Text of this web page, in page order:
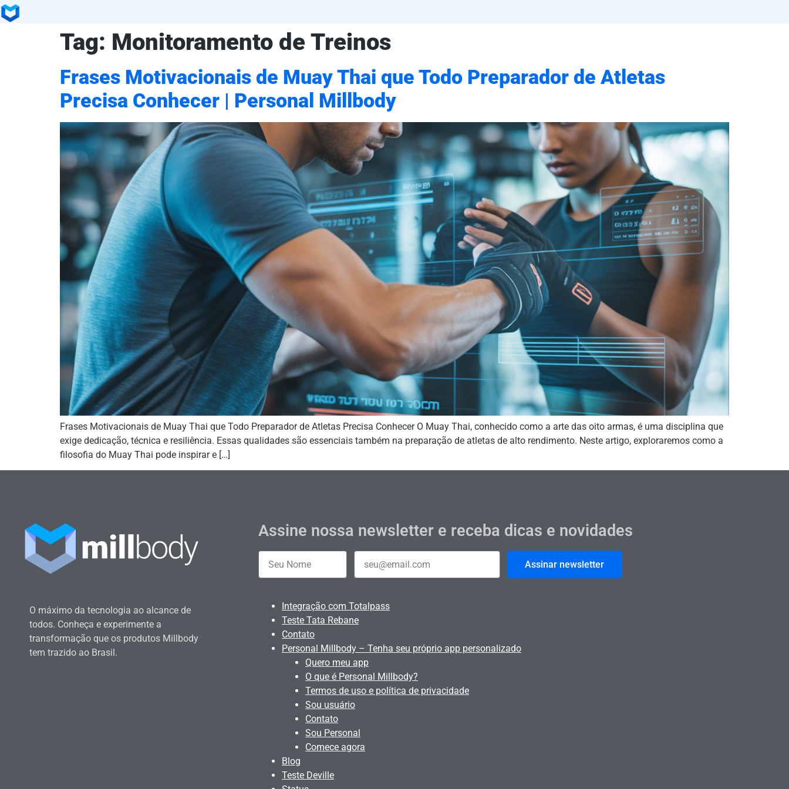
Tag: Monitoramento de Treinos
Frases Motivacionais de Muay Thai que Todo Preparador de Atletas
Precisa Conhecer | Personal Millbody
Frases Motivacionais de Muay Thai que Todo Preparador de Atletas Precisa Conhecer O Muay Thai, conhecido como a arte das oito armas, é uma disciplina que
exige dedicação, técnica e resiliência. Essas qualidades são essenciais também na preparação de atletas de alto rendimento. Neste artigo, exploraremos como a
filosofia do Muay Thai pode inspirar e […]
O máximo da tecnologia ao alcance de
todos. Conheça e experimente a
transformação que os produtos Millbody
tem trazido ao Brasil.
Assine nossa newsletter e receba dicas e novidades
Assinar newsletter
Integração com Totalpass
Teste Tata Rebane
Contato
Personal Millbody – Tenha seu próprio app personalizado
Quero meu app
O que é Personal Millbody?
Termos de uso e política de privacidade
Sou usuário
Contato
Sou Personal
Comece agora
Blog
Teste Deville